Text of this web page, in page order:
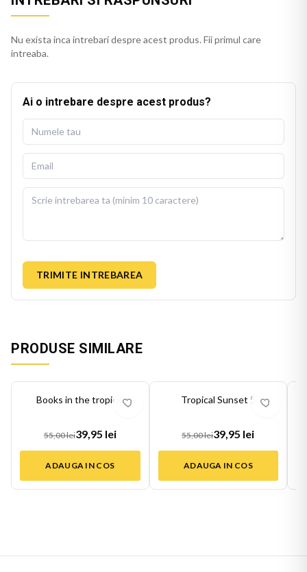
Nu exista inca intrebari despre acest produs. Fii primul care
intreaba.
Ai o intrebare despre acest produs?
TRIMITE INTREBAREA
PRODUSE SIMILARE
%Books in the tropical
55,00 lei39,95 lei
ADAUGA IN COS
Tropical Sunset 5
55,00 lei39,95 lei
ADAUGA IN COS